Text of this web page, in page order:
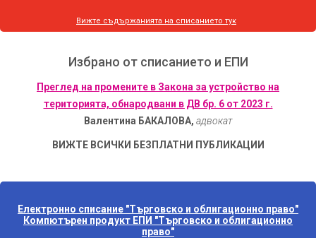
Вижте съдържанията на списанието тук
Избрано от списанието и ЕПИ
Преглед на промените в Закона за устройство на
територията, обнародвани в ДВ бр. 6 от 2023 г.
Валентина БАКАЛОВА, адвокат
ВИЖТЕ ВСИЧКИ БЕЗПЛАТНИ ПУБЛИКАЦИИ
Електронно списание "Търговско и облигационно право"
Компютърен продукт ЕПИ "Търговско и облигационно
право"